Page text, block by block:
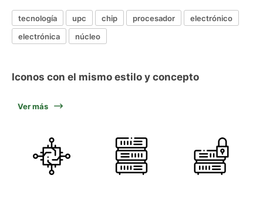
tecnología upc chip procesador
electrónico
electrónica
núcleo
Iconos con el mismo estilo y concepto
Ver más